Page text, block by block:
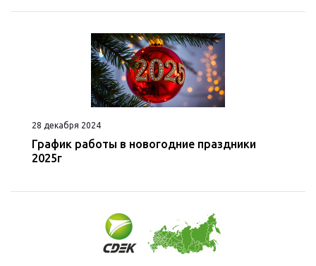
28 декабря 2024
График работы в новогодние праздники
2025г